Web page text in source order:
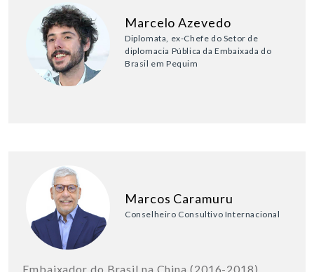
Marcelo Azevedo
Diplomata, ex-Chefe do Setor de
diplomacia Pública da Embaixada do
Brasil em Pequim
Marcos Caramuru
Conselheiro Consultivo Internacional
Embaixador do Brasil na China (2016-2018)